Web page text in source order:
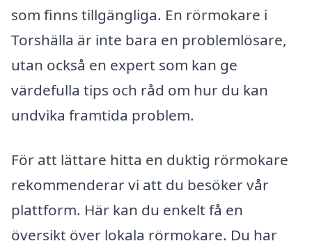
som finns tillgängliga. En rörmokare i
Torshälla är inte bara en problemlösare,
utan också en expert som kan ge
värdefulla tips och råd om hur du kan
undvika framtida problem.
För att lättare hitta en duktig rörmokare
rekommenderar vi att du besöker vår
plattform. Här kan du enkelt få en
översikt över lokala rörmokare. Du har